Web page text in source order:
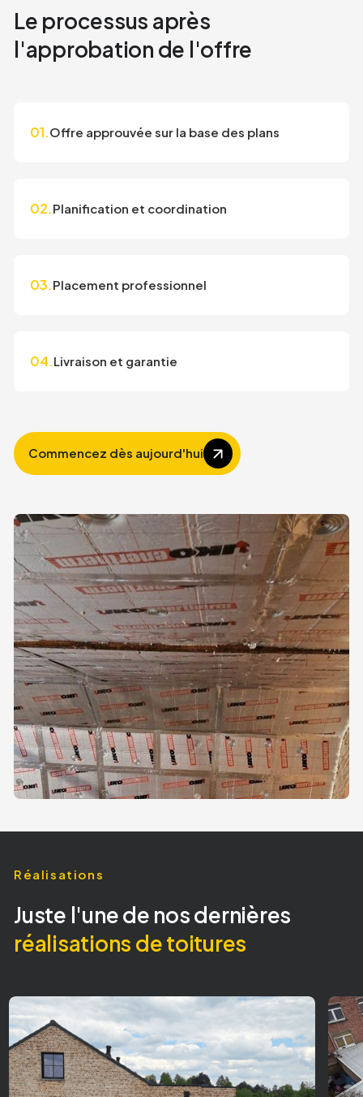
Le processus après
l'approbation de l'offre
01.Offre approuvée sur la base des plans
02.Planification et coordination
03.Placement professionnel
04.Livraison et garantie
Commencez dès aujourd'hui
Réalisations
Juste l'une de nos dernières
réalisations de toitures